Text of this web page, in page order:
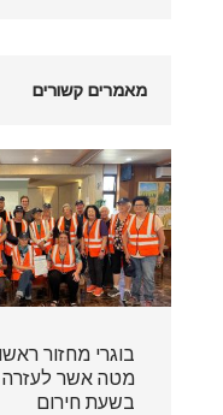
מאמרים קשורים
בוגרי מחזור
מטה אשר לעזרה
בשעת חירום